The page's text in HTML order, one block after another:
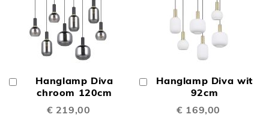
Hanglamp Diva
chroom 120cm
€ 219,00
Winkelwagen
Hanglamp Diva wit
92cm
€ 169,00
In
Winkelwagen